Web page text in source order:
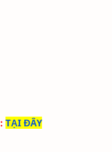
: TẠI ĐÂY